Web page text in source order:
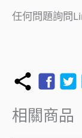
任何問題詢問
相關商品